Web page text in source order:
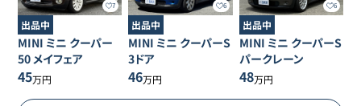
7
出品中
MINI ミニ クーパー
50 メイフェア
45万円
6
出品中
MINI ミニ クーパーS
3ドア
46万円
6
出品中
MINI ミニ クーパーS
パークレーン
48万円